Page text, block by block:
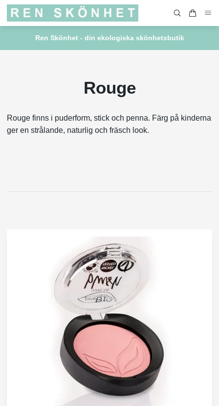
Ren Skönhet - din ekologiska skönhetsbutik
Rouge
Rouge finns i puderform, stick och penna. Färg på kinderna
ger en strålande, naturlig och fräsch look.